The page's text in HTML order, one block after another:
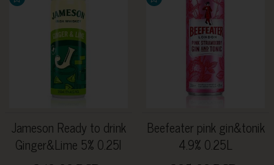
Jameson Ready to drink
Ginger&Lime 5% 0.25l
Beefeater pink gin&tonik
4.9% 0.25L